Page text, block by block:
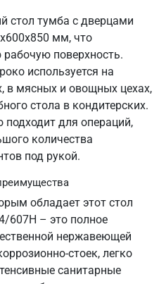
стол тумба с дверцами
мм, что
поверхность.
используется на
в мясных и овощных цехах,
стола в кондитерских.
подходит для операций,
количества
под рукой.
обладает этот стол
607Н – это полное
нержавеющей
стоек, легко
санитарные